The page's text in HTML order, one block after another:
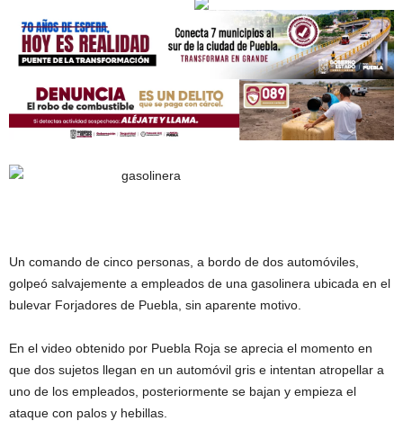
Un comando de cinco personas, a bordo de dos automóviles,
golpeó salvajemente a empleados de una gasolinera ubicada en el
bulevar Forjadores de Puebla, sin aparente motivo.
En el video obtenido por Puebla Roja se aprecia el momento en
que dos sujetos llegan en un automóvil gris e intentan atropellar a
uno de los empleados, posteriormente se bajan y empieza el
ataque con palos y hebillas.